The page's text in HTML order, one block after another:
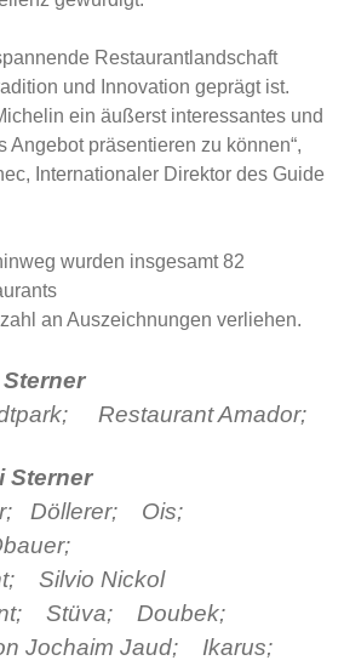
Restaurantlandschaft
und Innovation geprägt ist.
ein äußerst interessantes und
Angebot präsentieren zu können“,
Internationaler Direktor des Guide
wurden insgesamt 82
an Auszeichnungen verliehen.
Restaurant Amador;
Sterner
Döllerer; Ois;
Silvio Nickol
Stüva; Doubek;
Jochaim Jaud; Ikarus;